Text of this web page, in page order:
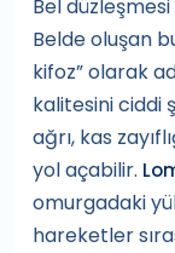
Bel
Belde oluşan
kifoz” olarak
kalitesini ciddi
ağrı, kas
yol açabilir.
omurgadaki
hareketler